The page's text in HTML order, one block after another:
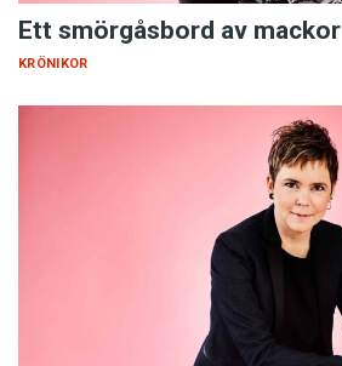
Ett smörgåsbord av mackor
KRÖNIKOR